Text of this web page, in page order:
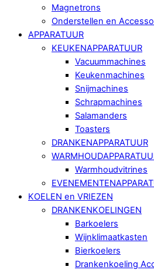
Magnetrons
Onderstellen en
APPARATUUR
KEUKENAPPARATUUR
Vacuummachines
Keukenmachines
Snijmachines
Schrapmachines
Salamanders
Toasters
DRANKENAPPARATUUR
Warmhoudvitrines
KOELEN en VRIEZEN
DRANKENKOELINGEN
Barkoelers
Wijnklimaatkasten
Bierkoelers
Drankenkoeling